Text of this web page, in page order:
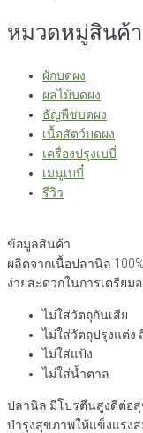
หมวดหมู่สินค้า
ผักบดผง
ผลไม้บดผง
ธัญพืชบดผง
เนื้อสัตว์บดผง
เครื่องปรุงเบบี๋
เมนูเบบี๋
รีวิว
ข้อมูลสินค้า
ผลิตจากเนื้อปลานิล
ง่ายสะดวกในการเตรียม
ไม่ใส่วัตถุกันเสีย
ไม่ใส่วัตถุปรุงแต่ง
ไม่ใส่แป้ง
ไม่ใส่น้ำตาล
ปลานิล มีโปรตีนสูง​ดีต่อ
บำรุงสุขภาพให้แข็งแรง